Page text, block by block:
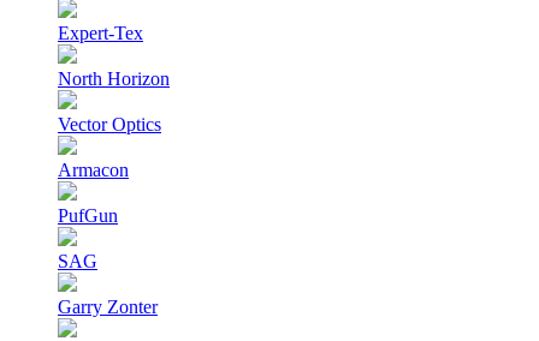
Expert-Tex
North Horizon
Vector Optics
Armacon
PufGun
SAG
Garry Zonter